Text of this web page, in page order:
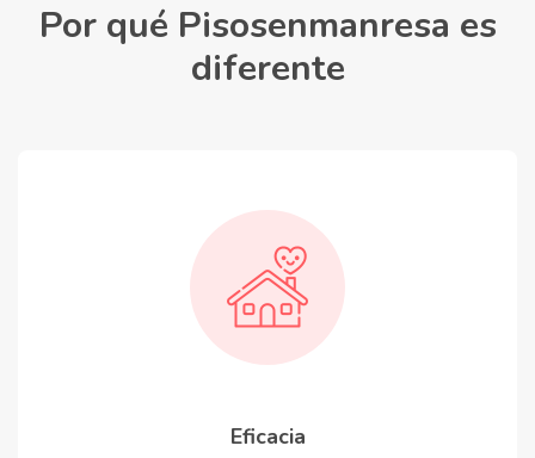
Por qué Pisosenmanresa es
diferente
Eficacia